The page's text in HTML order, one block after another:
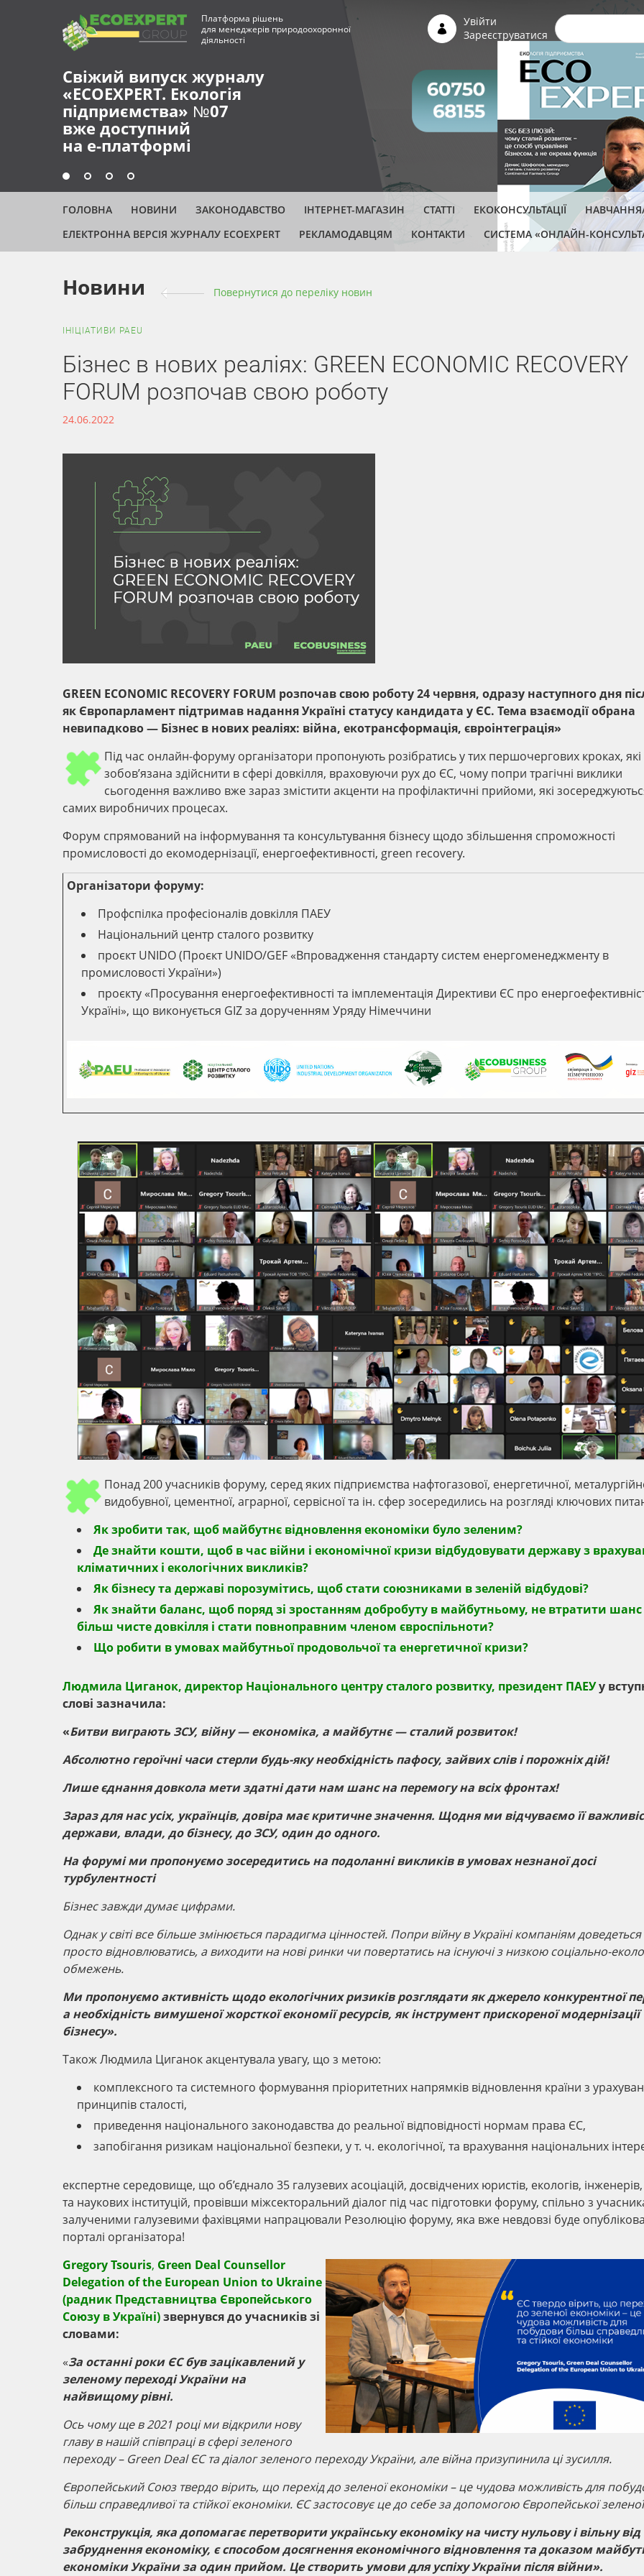
Платформа рішень
для менеджерів природоохоронної
діяльності
Увійти
Зареєструватися
ГОЛОВНА НОВИНИ ЗАКОНОДАВСТВО ІНТЕРНЕТ-МАГАЗИН СТАТТІ ЕКОКОНСУЛЬТАЦІЇ
НАВЧАННЯ/
ЕЛЕКТРОННА ВЕРСІЯ ЖУРНАЛУ ECOEXPERT
РЕКЛАМОДАВЦЯМ КОНТАКТИ СИСТЕМА «ОНЛАЙН-
Новини Повернутися до переліку новин
ІНІЦІАТИВИ PAEU
Бізнес в нових реаліях: GREEN ECONOMIC RECOVERY
FORUM розпочав свою роботу
24.06.2022
GREEN ECONOMIC RECOVERY FORUM розпочав свою роботу 24 червня, одразу наступного дня
як Європарламент підтримав надання Україні статусу кандидата у ЄС. Тема взаємодії обрана
невипадково — Бізнес в нових реаліях: війна, екотрансформація, євроінтеграція»
Під час онлайн-форуму організатори пропонують розібратись у тих першочергових кроках, які
зобов’язана здійснити в сфері довкілля, враховуючи рух до ЄС, чому попри трагічні виклики
сьогодення важливо вже зараз змістити акценти на профілактичні прийоми, які
самих виробничих процесах.
Форум спрямований на інформування та консультування бізнесу щодо збільшення спроможності
промисловості до екомодернізації, енергоефективності, green recovery.
Організатори форуму:
Профспілка професіоналів довкілля ПАЕУ
Національний центр сталого розвитку
проєкт UNIDO (Проєкт UNIDO/GEF «Впровадження стандарту систем енергоменеджменту в
промисловості України»)
проєкту «Просування енергоефективності та імплементація Директиви ЄС про
Україні», що виконується GIZ за дорученням Уряду Німеччини
Понад 200 учасників форуму, серед яких підприємства нафтогазової, енергетичної,
видобувної, цементної, аграрної, сервісної та ін. сфер зосередились на розгляді ключових
Як зробити так, щоб майбутнє відновлення економіки було зеленим?
Де знайти кошти, щоб в час війни і економічної кризи відбудовувати державу з
кліматичних і екологічних викликів?
Як бізнесу та державі порозумітись, щоб стати союзниками в зеленій відбудові?
Як знайти баланс, щоб поряд зі зростанням добробуту в майбутньому, не втратити
більш чисте довкілля і стати повноправним членом євроспільноти?
Що робити в умовах майбутньої продовольчої та енергетичної кризи?
Людмила Циганок, директор Національного центру сталого розвитку, президент ПАЕУу
слові зазначила:
«Битви виграють ЗСУ, війну — економіка, а майбутнє — сталий розвиток!
Абсолютно героїчні часи стерли будь-яку необхідність пафосу, зайвих слів і порожніх дій!
Лише єднання довкола мети здатні дати нам шанс на перемогу на всіх фронтах!
Зараз для нас усіх, українців, довіра має критичне значення. Щодня ми відчуваємо її
держави, влади, до бізнесу, до ЗСУ, один до одного.
На форумі ми пропонуємо зосередитись на подоланні викликів в умовах незнаної досі
турбулентності
Бізнес завжди думає цифрами.
Однак у світі все більше змінюється парадигма цінностей. Попри війну в Україні компаніям
просто відновлюватись, а виходити на нові ринки чи повертатись на існуючі з низкою соціально-
обмежень.
Ми пропонуємо активність щодо екологічних ризиків розглядати як джерело конкурентної
а необхідність вимушеної жорсткої економії ресурсів, як інструмент прискореної модернізації
бізнесу».
Також Людмила Циганок акцентувала увагу, що з метою:
комплексного та системного формування пріоритетних напрямків відновлення країни з
принципів сталості,
приведення національного законодавства до реальної відповідності нормам права ЄС,
запобігання ризикам національної безпеки, у т. ч. екологічної, та врахування національних
експертне середовище, що об’єднало 35 галузевих асоціацій, досвідчених юристів, екологів,
та наукових інституцій, провівши міжсекторальний діалог під час підготовки форуму, спільно з
залученими галузевими фахівцями напрацювали Резолюцію форуму, яка вже невдовзі буде
порталі організатора!
GregoryTsouris, Green Deal Counsellor
Delegation ofthe European Union to Ukraine
(радник Представництва Європейського
Союзу в Україні)звернувся до учасників зі
словами:
«За останні роки ЄС був зацікавлений у
зеленому переході України на
найвищому рівні.
Ось чому ще в 2021 році ми відкрили нову
главу в нашій співпраці в сфері зеленого
переходу – Green Deal ЄС та діалог зеленого переходу України, але війна призупинила ці зусилля.
Європейський Союз твердо вірить, що перехід до зеленої економіки – це чудова можливість для
більш справедливої та стійкої економіки. ЄС застосовує це до себе за допомогою Європейської
Реконструкція, яка допомагає перетворити українську економіку на чисту нульову і вільну від
забруднення економіку, є способом досягнення економічного відновлення та доказом
економіки України за один прийом. Це створить умови для успіху України після війни».